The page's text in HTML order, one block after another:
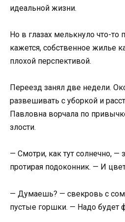
идеальной жизни.
Но в глазах мелькнуло что-то
кажется, собственное жилье
плохой перспективой.
Переезд занял две недели.
развешивать с уборкой и
Павловна ворчала по
злости.
— Смотри, как тут солнечно, —
протирая подоконник. — И
— Думаешь? — свекровь с
пустые горшки. — Надо будет